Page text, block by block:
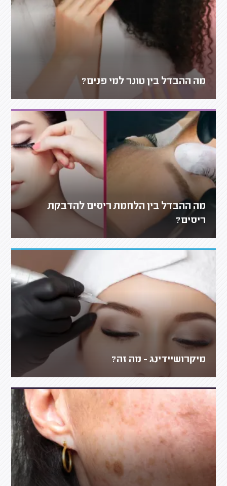
מה ההבדל בין טונר למי פנים?
מה ההבדל בין הלחמת ריסים להדבקת
ריסים?
מיקרושיידינג - מה זה?